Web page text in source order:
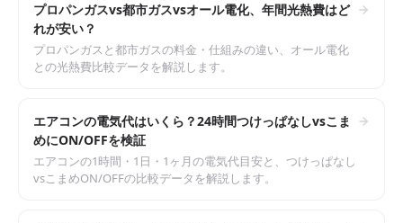
プロパンガスvs都市ガスvsオール電化、年間光熱費はど
れが安い？
プロパンガスと都市ガスの料金・仕組みの違い、オール電化
との光熱費比較データを解説します。
エアコンの電気代はいくら？24時間つけっぱなしvsこま
めにON/OFFを検証
エアコンの1時間・1日・1ヶ月の電気代目安と、つけっぱなし
vsこまめON/OFFの比較データを解説します。